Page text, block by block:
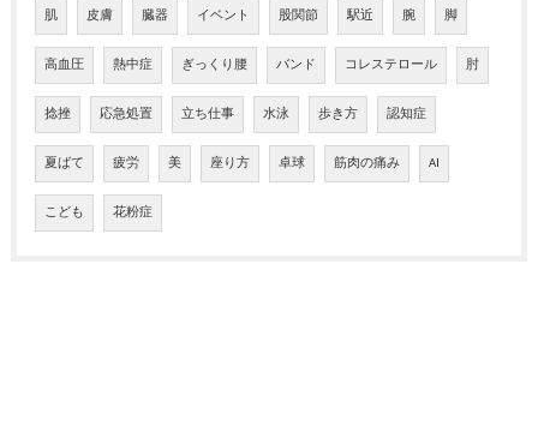
肌 皮膚 臓器 イベント 股関節 駅近 腕 脚
高血圧 熱中症 ぎっくり腰 バンド コレステロール 肘
捻挫 応急処置 立ち仕事 水泳 歩き方 認知症
夏ばて 疲労 美 座り方 卓球 筋肉の痛み AI
こども 花粉症